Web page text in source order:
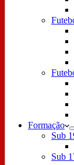
Formação
Sub
Sub